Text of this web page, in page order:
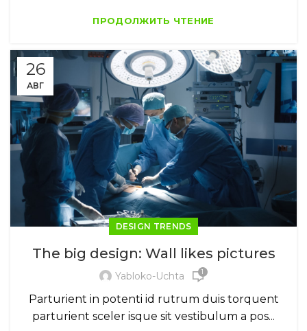
ПРОДОЛЖИТЬ ЧТЕНИЕ
26
АВГ
DESIGN TRENDS
The big design: Wall likes pictures
Yabloko-Uchta 1
Parturient in potenti id rutrum duis torquent
parturient sceler isque sit vestibulum a pos...